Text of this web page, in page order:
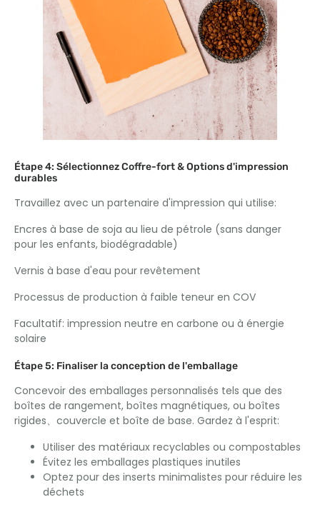
Étape 4: Sélectionnez Coffre-fort & Options d'impression
durables
Travaillez avec un partenaire d'impression qui utilise:
Encres à base de soja au lieu de pétrole (sans danger
pour les enfants, biodégradable)
Vernis à base d'eau pour revêtement
Processus de production à faible teneur en COV
Facultatif: impression neutre en carbone ou à énergie
solaire
Étape 5: Finaliser la conception de l'emballage
Concevoir des emballages personnalisés tels que des
boîtes de rangement, boîtes magnétiques, ou boîtes
rigides、couvercle et boîte de base. Gardez à l'esprit:
Utiliser des matériaux recyclables ou compostables
Évitez les emballages plastiques inutiles
Optez pour des inserts minimalistes pour réduire les
déchets